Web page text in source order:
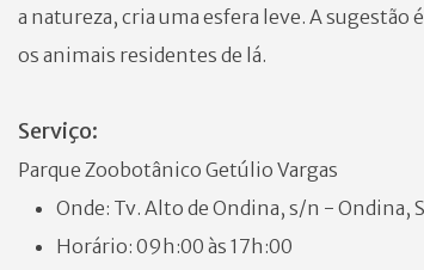
a natureza, cria uma esfera leve. A
os animais residentes de lá.
Serviço:
Parque Zoobotânico Getúlio Vargas
Onde: Tv. Alto de Ondina, s/n - Ondina,
Horário: 09h:00 às 17h:00